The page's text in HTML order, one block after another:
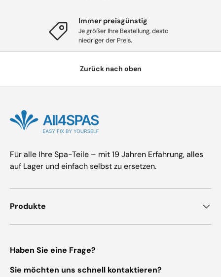
Immer preisgünstig
Je größer Ihre Bestellung, desto
niedriger der Preis.
Zurück nach oben
Für alle Ihre Spa-Teile – mit 19 Jahren Erfahrung, alles
auf Lager und einfach selbst zu ersetzen.
Produkte
Haben Sie eine Frage?
Sie möchten uns schnell kontaktieren?